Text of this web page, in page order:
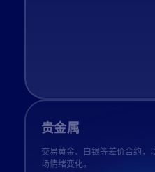
贵金属
交易黄金、白银等差价合约，
场情绪变化。